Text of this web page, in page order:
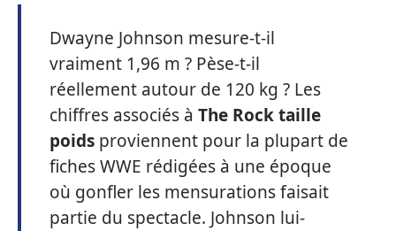
Dwayne Johnson mesure-t-il
vraiment 1,96 m ? Pèse-t-il
réellement autour de 120 kg ? Les
chiffres associés à The Rock taille
poids proviennent pour la plupart de
fiches WWE rédigées à une époque
où gonfler les mensurations faisait
partie du spectacle. Johnson lui-